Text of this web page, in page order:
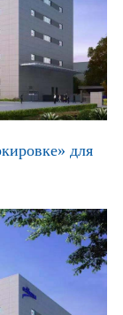
для